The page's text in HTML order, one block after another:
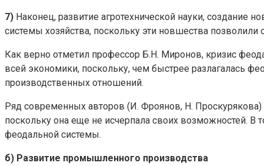
7) Наконец, развитие агротехнической науки, создание
системы хозяйства, поскольку эти новшества
Как верно отметил профессор Б.Н. Миронов, кризис
всей экономики, поскольку, чем быстрее разлагалась
производственных отношений.
Ряд современных авторов (И. Фроянов, Н. Проскурякова)
поскольку она еще не исчерпала своих возможностей.
феодальной системы.
б) Развитие промышленного производства